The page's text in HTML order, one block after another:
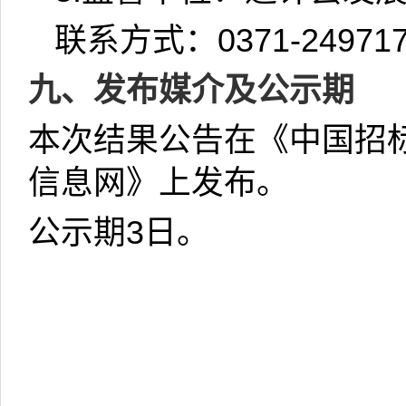
联系方式： 0371-
九、发布媒介及公示期
本次结果公告在《中国招
信息网》上发布。
公示期3 日。